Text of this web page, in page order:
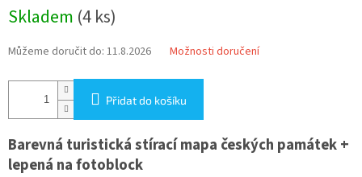
cena:
Skladem (4 ks)
Můžeme doručit do: 11.8.2026 Možnosti doručení
Přidat do košíku
Barevná turistická stírací mapa českých památek +
lepená na fotoblock